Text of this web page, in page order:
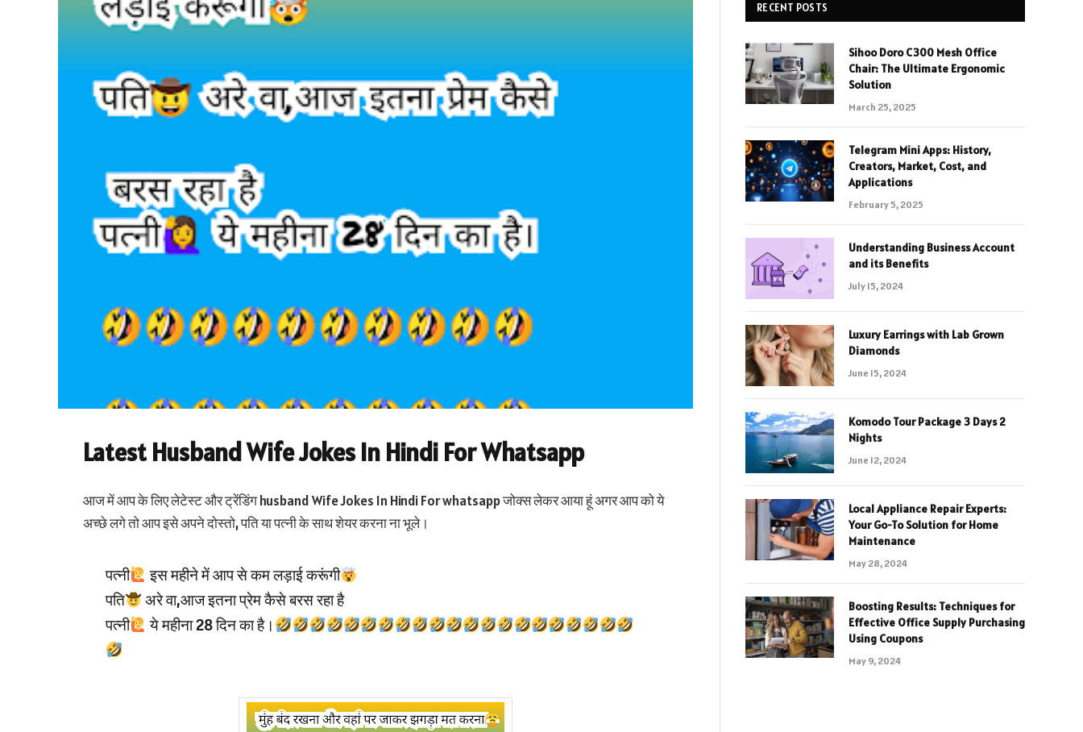
Latest Husband Wife Jokes In Hindi For Whatsapp
आज में आप के लिए लेटेस्ट और ट्रेंडिंग husband Wife Jokes In Hindi For whatsapp जोक्स लेकर आया हूं अगर आप को ये
अच्छे लगे तो आप इसे अपने दोस्तो, पति या पत्नी के साथ शेयर करना ना भूले।
पत्नी
इस महीने में आप से कम लड़ाई करूंगी
पति
अरे वा,आज इतना प्रेम कैसे बरस रहा है
पत्नी
ये महीना 28 दिन का है।
RECENT POSTS
Sihoo Doro C300 Mesh Office
Chair: The Ultimate Ergonomic
Solution
March 25, 2025
Telegram Mini Apps: History,
Creators, Market, Cost, and
Applications
February 5, 2025
Understanding Business Account
and its Benefits
July 15, 2024
Luxury Earrings with Lab Grown
Diamonds
June 15, 2024
Komodo Tour Package 3 Days 2
Nights
June 12, 2024
Local Appliance Repair Experts:
Your Go-To Solution for Home
Maintenance
May 28, 2024
Boosting Results: Techniques for
Effective Office Supply Purchasing
Using Coupons
May 9, 2024